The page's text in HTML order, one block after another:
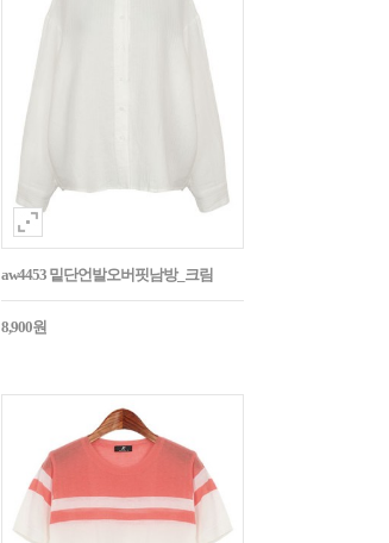
aw4453 밑단언발오버핏남방_크림
8,900원